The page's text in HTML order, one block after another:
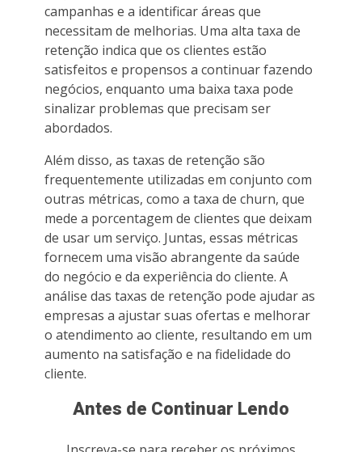
campanhas e a identificar áreas que
necessitam de melhorias. Uma alta taxa de
retenção indica que os clientes estão
satisfeitos e propensos a continuar fazendo
negócios, enquanto uma baixa taxa pode
sinalizar problemas que precisam ser
abordados.
Além disso, as taxas de retenção são
frequentemente utilizadas em conjunto com
outras métricas, como a taxa de churn, que
mede a porcentagem de clientes que deixam
de usar um serviço. Juntas, essas métricas
fornecem uma visão abrangente da saúde
do negócio e da experiência do cliente. A
análise das taxas de retenção pode ajudar as
empresas a ajustar suas ofertas e melhorar
o atendimento ao cliente, resultando em um
aumento na satisfação e na fidelidade do
cliente.
Antes de Continuar Lendo